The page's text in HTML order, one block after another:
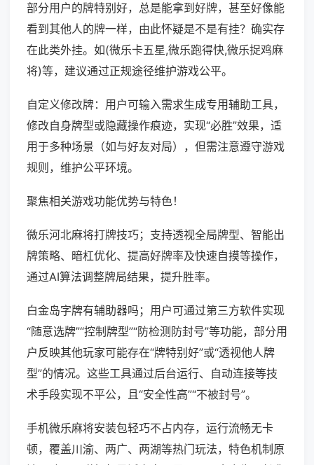
部分用户的牌特别好，总是能拿到好牌，甚至好像能
看到其他人的牌一样，由此怀疑是不是有挂？确实存
在此类外挂。如(微乐卡五星,微乐跑得快,微乐捉鸡麻
将)等，建议通过正规途径维护游戏公平。
自定义修改牌：用户可输入需求生成专用辅助工具，
修改自身牌型或隐藏操作痕迹，实现“必胜”效果，适
用于多种场景（如与好友对局），但需注意遵守游戏
规则，维护公平环境。
聚焦相关游戏功能优势与特色！
微乐河北麻将打牌技巧；支持透视全局牌型、智能出
牌策略、暗杠优化、提高好牌率及快速自摸等操作，
通过AI算法调整牌局结果，提升胜率。
白金岛字牌有辅助器吗；用户可通过第三方软件实现
“随意选牌”“控制牌型”“防检测防封号”等功能，部分用
户反映其他玩家可能存在“牌特别好”或“透视他人牌
型”的情况。这些工具通过后台运行、自动连接等技
术手段实现不平公，且“安全性高”“不被封号”。
手机微乐麻将安装包轻巧不占内存，运行流畅无卡
顿，覆盖川渝、两广、两湖等热门玩法，特色机制原